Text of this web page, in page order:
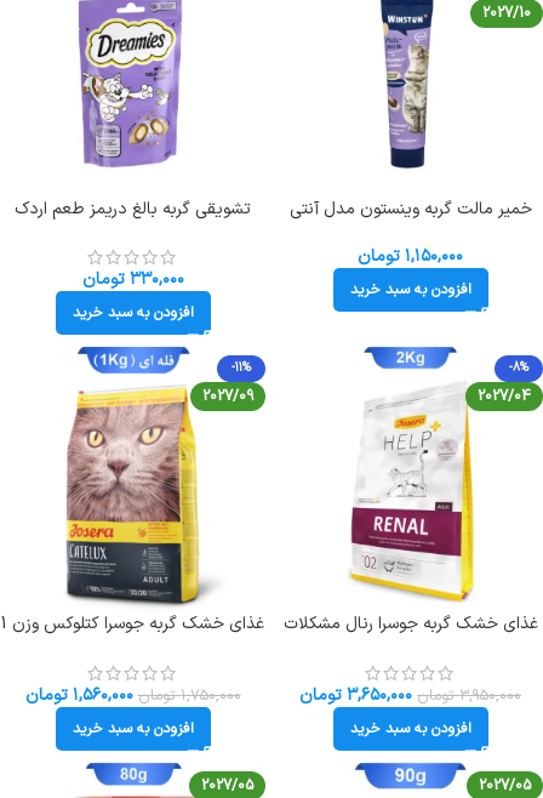
2027/10
خمیر مالت گربه وینستون مدل آنتی
Paste
۱,۱۵۰,۰۰۰تومان
افزودن به سبد خرید
تشویقی گربه بالغ دریمز طعم اردک
۳۳۰,۰۰۰ تومان
افزودن به سبد خرید
-8%
2027/04
غذای خشک گربه جوسرا رنال مشکلات
۳,۹۵۰,۰۰۰ تومان ۳,۶۵۰,۰۰۰تومان
افزودن به سبد خرید
-11%
2027/09
غذای خشک گربه جوسرا کتلوکس وزن 1
۱,۷۵۰,۰۰۰ تومان ۱,۵۶۰,۰۰۰ تومان
افزودن به سبد خرید
2027/05
2027/05